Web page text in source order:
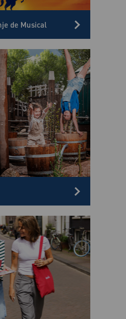
de Musical